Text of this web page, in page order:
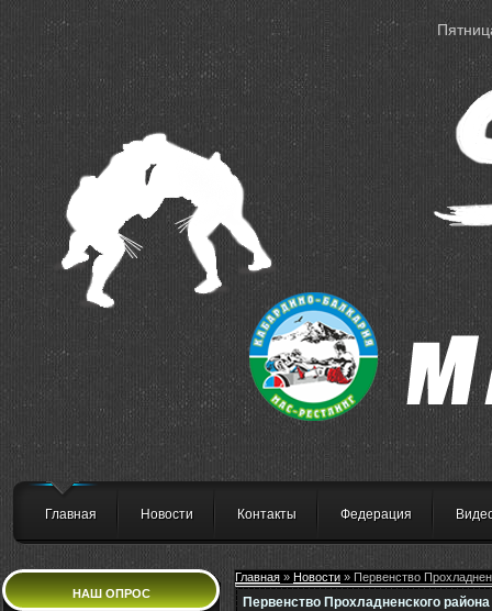
Главная Новости Контакты Федерация
НАШ ОПРОС
Главная » Новости » Первенство
Первенство Прохладненского